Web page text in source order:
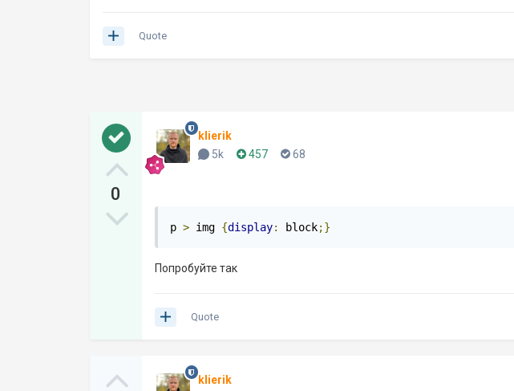
Quote
0
klierik
5k
457 68
p > img {display: block;}
Попробуйте так
Quote
klierik